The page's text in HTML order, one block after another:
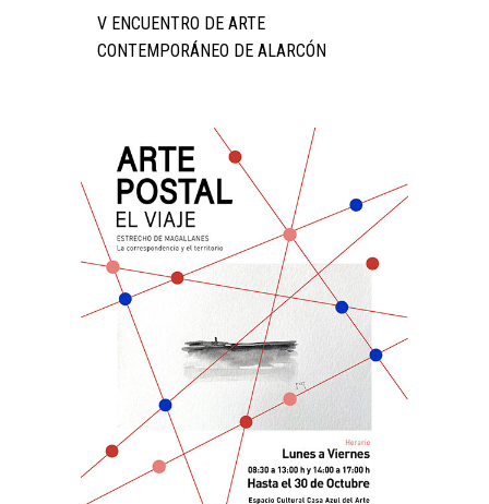
V ENCUENTRO DE ARTE
CONTEMPORÁNEO DE ALARCÓN